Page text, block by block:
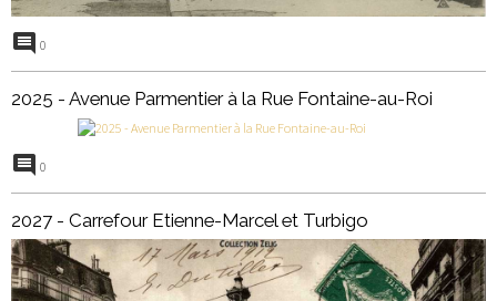
0
2025 - Avenue Parmentier à la Rue Fontaine-au-Roi
0
2027 - Carrefour Etienne-Marcel et Turbigo